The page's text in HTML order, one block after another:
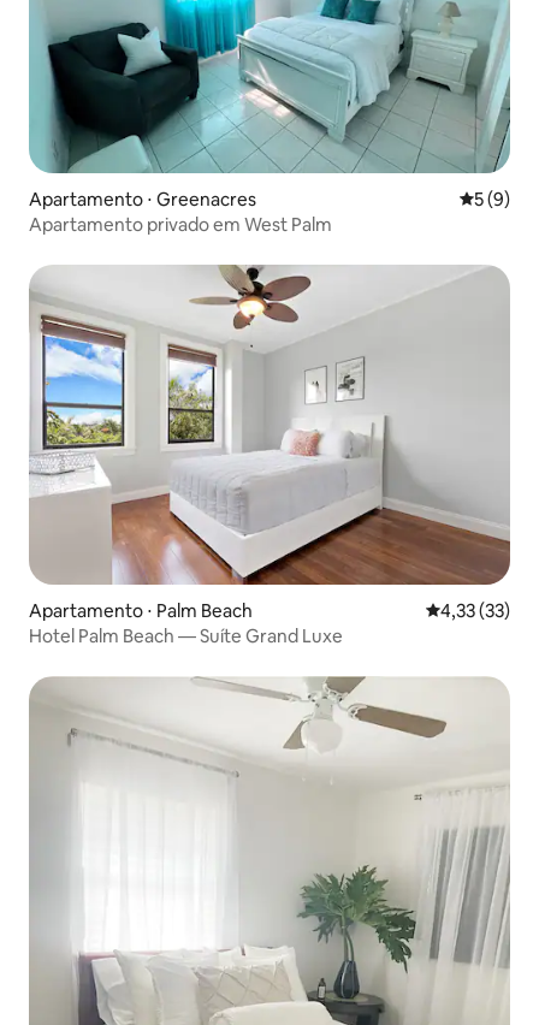
Apartamento ⋅ Greenacres 5 de
5 (9)
Apartamento privado em West Palm
Apartamento ⋅ Palm Beach 4,33 de uma
4,33 (33)
Hotel Palm Beach — Suíte Grand Luxe